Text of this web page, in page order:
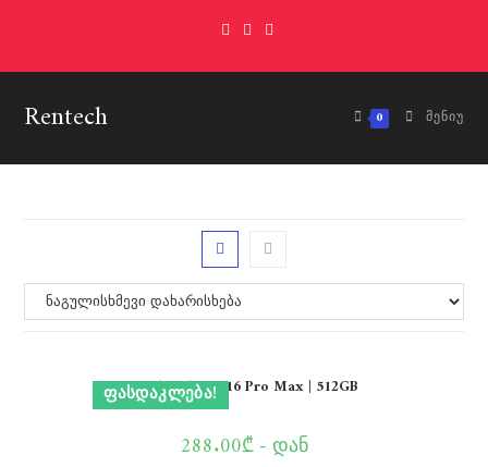
content
Rentech 0 ᲛᲔᲜᲘᲣ
ᲤᲐᲡᲓᲐᲙᲚᲔᲑᲐ!
Apple iPhone 16 Pro Max | 512GB
288.00₾ - დან